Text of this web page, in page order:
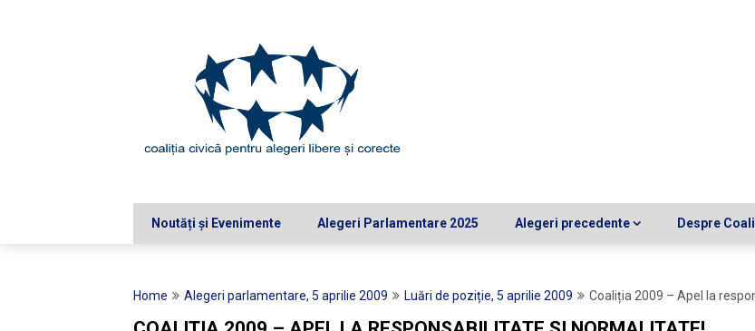
Noutăți și Evenimente Alegeri Parlamentare 2025 Alegeri precedente Despre
Home Alegeri parlamentare, 5 aprilie 2009 Luări de poziție, 5 aprilie 2009 Coaliția 2009 – Apel la